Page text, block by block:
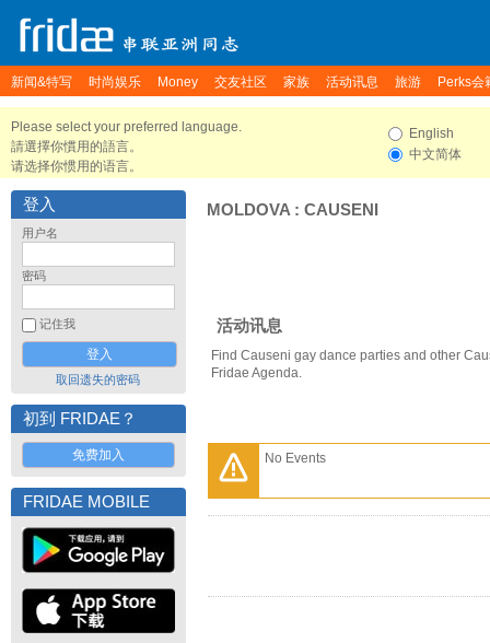
新闻&特写 时尚娱乐 Money 交友社区 家族 活动讯息 旅游 Perks会
Please select your preferred language.
請選擇你慣用的語言。
请选择你惯用的语言。
English
中文简体
登入
用户名
密码
记住我
取回遗失的密码
初到 FRIDAE？
免费加入
FRIDAE MOBILE
MOLDOVA : CAUSENI
活动讯息
Find Causeni gay dance parties and other
Fridae Agenda.
No Events